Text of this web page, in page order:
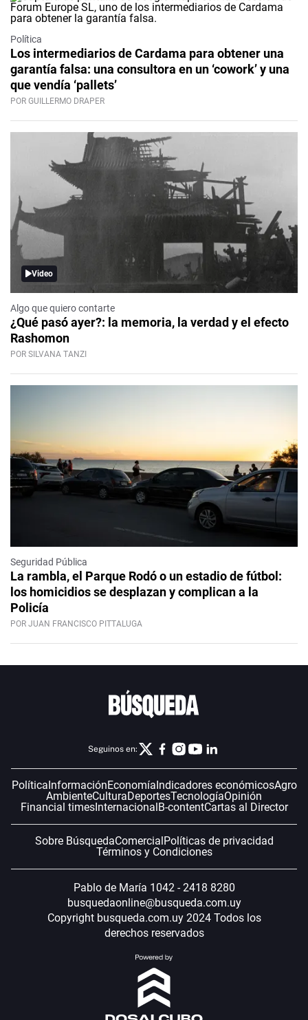
Política
Los intermediarios de Cardama para obtener una
garantía falsa: una consultora en un ‘cowork’ y una
que vendía ‘pallets’
POR GUILLERMO DRAPER
Video
Algo que quiero contarte
¿Qué pasó ayer?: la memoria, la verdad y el efecto
Rashomon
POR SILVANA TANZI
Seguridad Pública
La rambla, el Parque Rodó o un estadio de fútbol:
los homicidios se desplazan y complican a la
Policía
POR JUAN FRANCISCO PITTALUGA
Seguinos en:
PolíticaInformaciónEconomíaIndicadores económicosAgro
AmbienteCulturaDeportesTecnologíaOpinión
Financial timesInternacionalB-contentCartas al Director
Sobre BúsquedaComercialPolíticas de privacidad
Términos y Condiciones
Pablo de María 1042 - 2418 8280
busquedaonline@busqueda.com.uy
Copyright busqueda.com.uy 2024 Todos los
derechos reservados